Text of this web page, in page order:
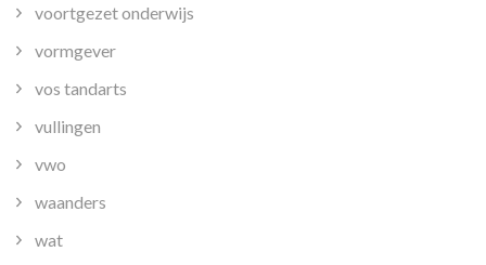
voortgezet onderwijs
vormgever
vos tandarts
vullingen
vwo
waanders
wat